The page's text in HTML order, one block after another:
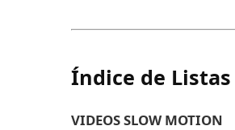
Índice de Listas
VIDEOS SLOW MOTION